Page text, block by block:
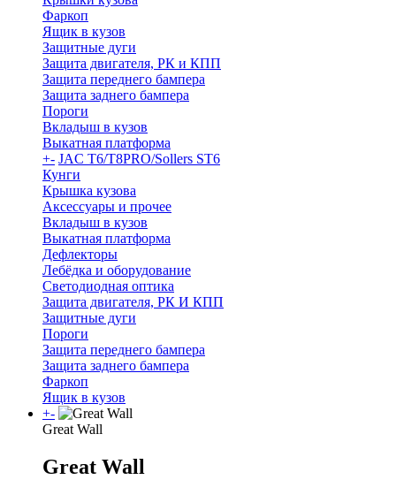
Фаркоп
Ящик в кузов
Защитные дуги
Защита двигателя, РК и КПП
Защита переднего бампера
Защита заднего бампера
Пороги
Вкладыш в кузов
Выкатная платформа
+- JAC T6/T8PRO/Sollers ST6
Кунги
Крышка кузова
Аксессуары и прочее
Вкладыш в кузов
Выкатная платформа
Дефлекторы
Лебёдка и оборудование
Светодиодная оптика
Защита двигателя, РК И КПП
Защитные дуги
Пороги
Защита переднего бампера
Защита заднего бампера
Фаркоп
Ящик в кузов
+-
Great Wall
Great Wall